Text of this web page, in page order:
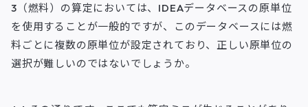
3（燃料）の算定においては、IDEAデータベースの原単位
を使用することが一般的ですが、このデータベースには燃
料ごとに複数の原単位が設定されており、正しい原単位の
選択が難しいのではないでしょうか。